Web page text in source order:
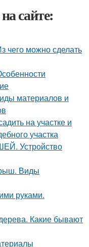
сайте:
чего можно сделать
материалов и
на участке и
участка
Устройство
Виды
руками.
Какие бывают